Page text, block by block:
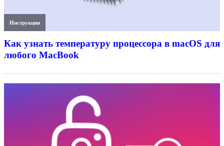
Инструкции
Как узнать температуру процессора в macOS для
любого MacBook